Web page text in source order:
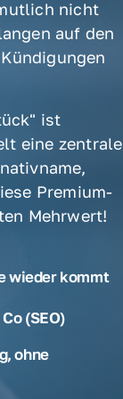
nicht
auf den
ist
eine zentrale
Premium-
Mehrwert!
wieder kommt
(SEO)
ohne